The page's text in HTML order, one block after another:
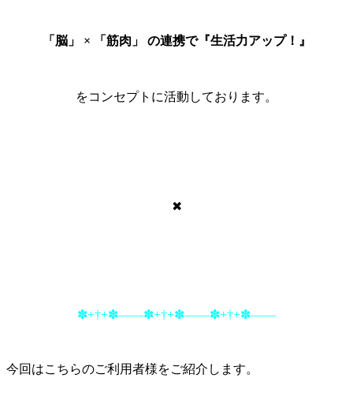
「脳」 × 「筋肉」 の連携で『生活力アップ！』
をコンセプトに活動しております。
✖
✽+†+✽――✽+†+✽――✽+†+✽――
今回はこちらのご利用者様をご紹介します。